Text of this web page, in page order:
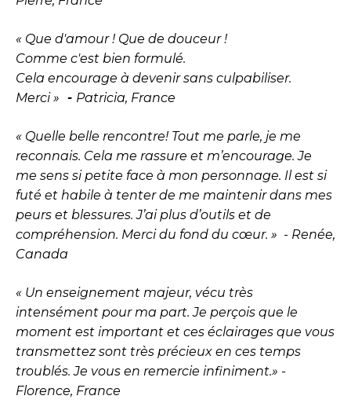
« Que d'amour ! Que de douceur !
Comme c'est bien formulé.
Cela encourage à devenir sans culpabiliser.
Merci » - Patricia, France
« Quelle belle rencontre! Tout me parle, je me
reconnais. Cela me rassure et m’encourage. Je
me sens si petite face à mon personnage. Il est si
futé et habile à tenter de me maintenir dans mes
peurs et blessures. J’ai plus d’outils et de
compréhension. Merci du fond du cœur. » - Renée,
Canada
« Un enseignement majeur, vécu très
intensément pour ma part. Je perçois que le
moment est important et ces éclairages que vous
transmettez sont très précieux en ces temps
troublés. Je vous en remercie infiniment.» -
Florence, France